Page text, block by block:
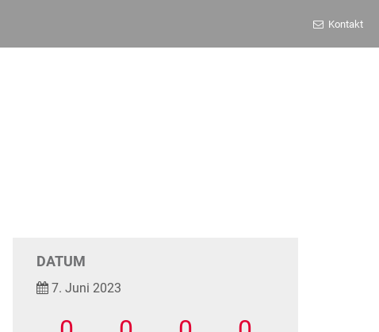
Kontakt
DATUM
7. Juni 2023